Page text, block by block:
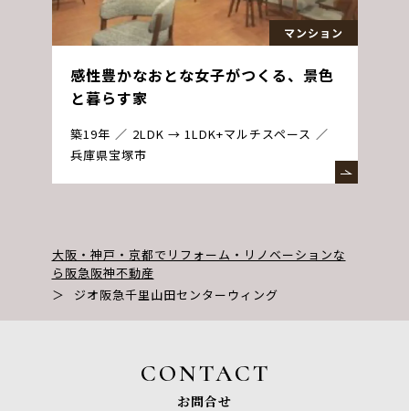
マンション
感性豊かなおとな女子がつくる、景色
と暮らす家
築19年
2LDK → 1LDK+マルチスペース
兵庫県宝塚市
大阪・神戸・京都でリフォーム・リノベーションな
ら阪急阪神不動産
＞
ジオ阪急千里山田センターウィング
CONTACT
お問合せ